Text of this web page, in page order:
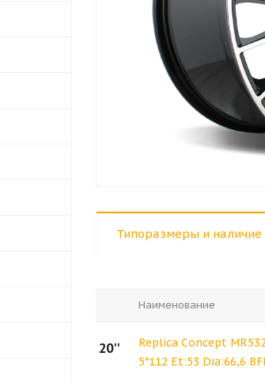
Типоразмеры и наличие
Наименование
20''
Replica Concept
5*112 Et:53 Dia:66,6